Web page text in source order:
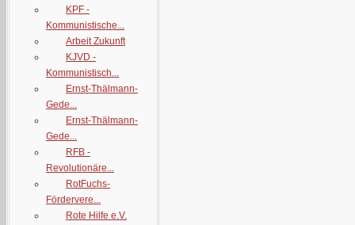
KPF -
Kommunistische...
Arbeit Zukunft
KJVD -
Kommunistisch...
Ernst-Thälmann-
Gede...
Ernst-Thälmann-
Gede...
RFB -
Revolutionäre...
RotFuchs-
Fördervere...
Rote Hilfe e.V.